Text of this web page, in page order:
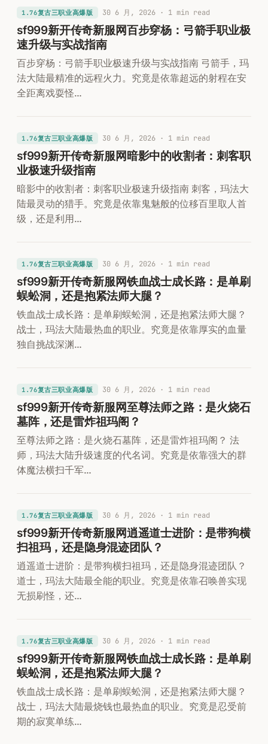
1.76复古三职业高爆版 30 6 月, 2026· 1 min read
sf999新开传奇新服网百步穿杨：弓箭手职业极
速升级与实战指南
百步穿杨：弓箭手职业极速升级与实战指南 弓箭手，玛
法大陆最精准的远程火力。究竟是依靠超远的射程在安
全距离戏耍怪…
1.76复古三职业高爆版 30 6 月, 2026· 1 min read
sf999新开传奇新服网暗影中的收割者：刺客职
业极速升级指南
暗影中的收割者：刺客职业极速升级指南 刺客，玛法大
陆最灵动的猎手。究竟是依靠鬼魅般的位移百里取人首
级，还是利用…
1.76复古三职业高爆版 30 6 月, 2026· 1 min read
sf999新开传奇新服网铁血战士成长路：是单刷
蜈蚣洞，还是抱紧法师大腿？
铁血战士成长路：是单刷蜈蚣洞，还是抱紧法师大腿？
战士，玛法大陆最热血的职业。究竟是依靠厚实的血量
独自挑战深渊…
1.76复古三职业高爆版 30 6 月, 2026· 1 min read
sf999新开传奇新服网至尊法师之路：是火烧石
墓阵，还是雷炸祖玛阁？
至尊法师之路：是火烧石墓阵，还是雷炸祖玛阁？ 法
师，玛法大陆升级速度的代名词。究竟是依靠强大的群
体魔法横扫千军…
1.76复古三职业高爆版 30 6 月, 2026· 1 min read
sf999新开传奇新服网逍遥道士进阶：是带狗横
扫祖玛，还是隐身混迹团队？
逍遥道士进阶：是带狗横扫祖玛，还是隐身混迹团队？
道士，玛法大陆最全能的职业。究竟是依靠召唤兽实现
无损刷怪，还…
1.76复古三职业高爆版 30 6 月, 2026· 1 min read
sf999新开传奇新服网铁血战士成长路：是单刷
蜈蚣洞，还是抱紧法师大腿？
铁血战士成长路：是单刷蜈蚣洞，还是抱紧法师大腿？
战士，玛法大陆最烧钱也最热血的职业。究竟是忍受前
期的寂寞单练…